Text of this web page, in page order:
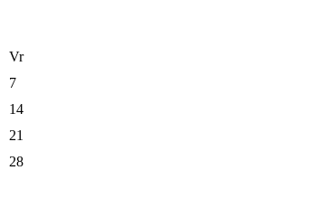
Vr
7
14
21
28